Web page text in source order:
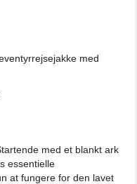
med
med et blankt ark
essentielle
at fungere for den lavet